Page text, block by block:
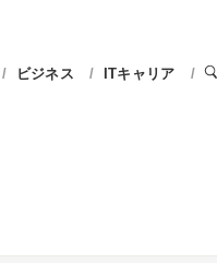
ビジネス ITキャリア